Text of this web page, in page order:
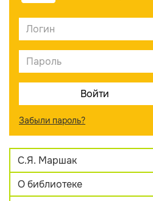
Забыли пароль?
С.Я. Маршак
О библиотеке